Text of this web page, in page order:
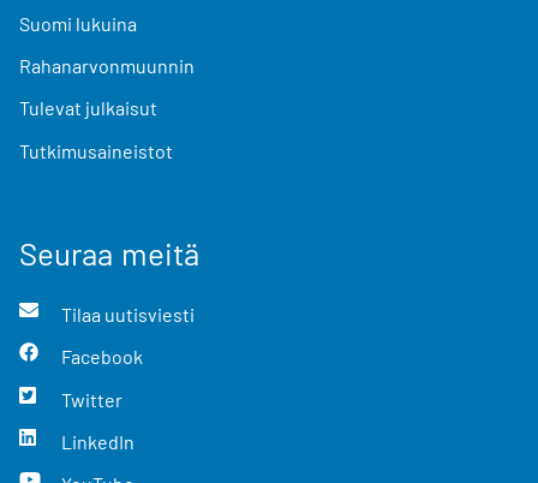
Suomi lukuina
Rahanarvonmuunnin
Tulevat julkaisut
Tutkimusaineistot
Seuraa meitä
Tilaa uutisviesti
Facebook
Twitter
LinkedIn